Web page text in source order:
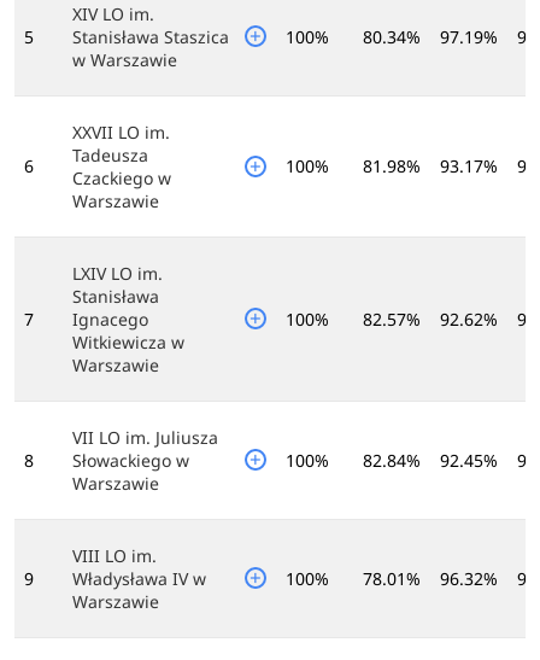
5
XIV LO im.
Stanisława Staszica
w Warszawie
100% 80.34% 97.19%
6
XXVII LO im.
Tadeusza
Czackiego w
Warszawie
100% 81.98% 93.17%
7
LXIV LO im.
Stanisława
Ignacego
Witkiewicza w
Warszawie
100% 82.57% 92.62%
8
VII LO im. Juliusza
Słowackiego w
Warszawie
100% 82.84% 92.45%
9
VIII LO im.
Władysława IV w
Warszawie
100% 78.01% 96.32%